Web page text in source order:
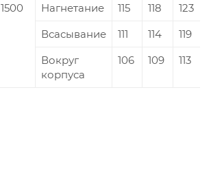
1500 Нагнетание 115 118 123
Всасывание
111 114 119
Вокруг
корпуса
106 109 113